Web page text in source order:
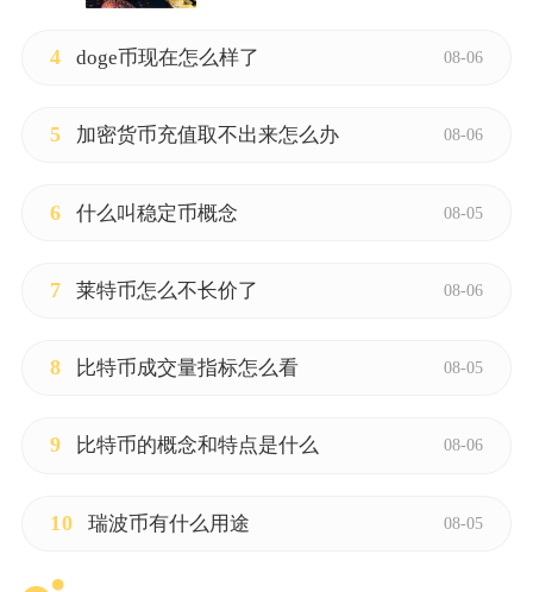
4 doge币现在怎么样了 08-06
5 加密货币充值取不出来怎么办 08-06
6 什么叫稳定币概念 08-05
7 莱特币怎么不长价了 08-06
8 比特币成交量指标怎么看 08-05
9 比特币的概念和特点是什么 08-06
10 瑞波币有什么用途 08-05